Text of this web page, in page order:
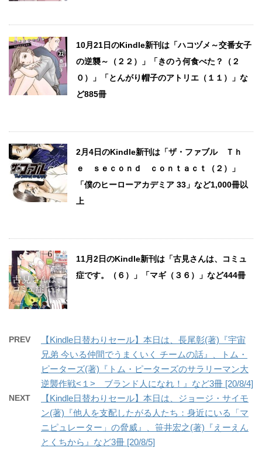
10月21日のKindle新刊は「ハコヅメ～交番女子
の逆襲～（２２）」「きのう何食べた？（２
０）」「とんがり帽子のアトリエ（１１）」な
ど885冊
2月4日のKindle新刊は「ザ・ファブル Ｔｈ
ｅ ｓｅｃｏｎｄ ｃｏｎｔａｃｔ（２）」
「僕のヒーローアカデミア 33」など1,000冊以
上
11月2日のKindle新刊は「古見さんは、コミュ
症です。（６）」「マギ（３６）」など444冊
PREV
【Kindle日替わりセール】本日は、長尾彰(著)『宇宙
兄弟 今いる仲間でうまくいく チームの話』、トム・
ピーターズ(著)『トム・ピーターズのサラリーマン大
逆襲作戦<１> ブランド人になれ！』など3冊 [20/8/4]
NEXT
【Kindle日替わりセール】本日は、ジョージ・サイモ
ン(著)『他人を支配したがる人たち：身近にいる「マ
ニピュレーター」の脅威』、笹井宏之(著)『えーえん
とくちから』など3冊 [20/8/5]